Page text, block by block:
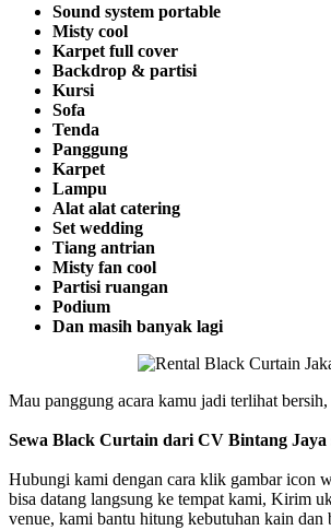
Sound system portable
Misty cool
Karpet full cover
Backdrop & partisi
Kursi
Sofa
Tenda
Panggung
Karpet
Lampu
Alat alat catering
Set wedding
Tiang antrian
Misty fan cool
Partisi ruangan
Podium
Dan masih banyak lagi
Mau panggung acara kamu jadi terlihat
Sewa Black Curtain dari CV Bintang
Hubungi kami dengan cara klik gambar icon
bisa datang langsung ke tempat kami, Kirim
venue, kami bantu hitung kebutuhan kain dan